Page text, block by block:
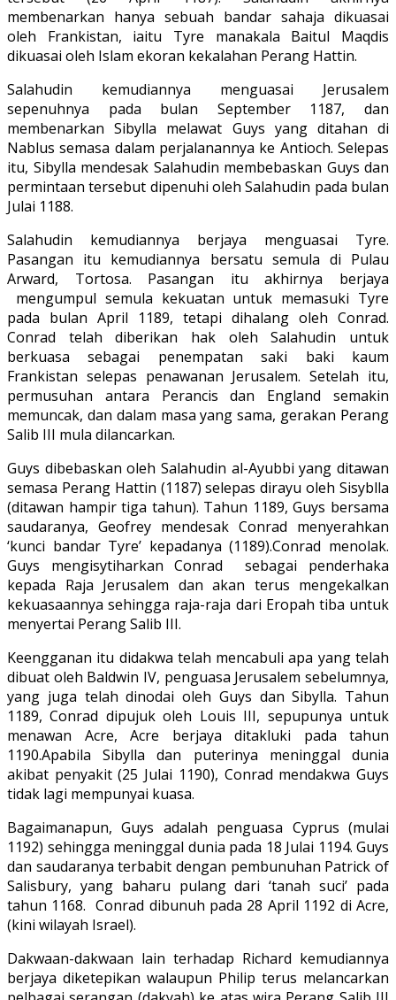
membenarkan hanya sebuah bandar sahaja dikuasai
oleh Frankistan, iaitu Tyre manakala Baitul Maqdis
dikuasai oleh Islam ekoran kekalahan Perang Hattin.
Salahudin kemudiannya menguasai Jerusalem
sepenuhnya pada bulan September 1187, dan
membenarkan Sibylla melawat Guys yang ditahan di
Nablus semasa dalam perjalanannya ke Antioch. Selepas
itu, Sibylla mendesak Salahudin membebaskan Guys dan
permintaan tersebut dipenuhi oleh Salahudin pada bulan
Julai 1188.
Salahudin kemudiannya berjaya menguasai Tyre.
Pasangan itu kemudiannya bersatu semula di Pulau
Arward, Tortosa. Pasangan itu akhirnya berjaya
mengumpul semula kekuatan untuk memasuki Tyre
pada bulan April 1189, tetapi dihalang oleh Conrad.
Conrad telah diberikan hak oleh Salahudin untuk
berkuasa sebagai penempatan saki baki kaum
Frankistan selepas penawanan Jerusalem. Setelah itu,
permusuhan antara Perancis dan England semakin
memuncak, dan dalam masa yang sama, gerakan Perang
Salib III mula dilancarkan.
Guys dibebaskan oleh Salahudin al-Ayubbi yang ditawan
semasa Perang Hattin (1187) selepas dirayu oleh Sisyblla
(ditawan hampir tiga tahun). Tahun 1189, Guys bersama
saudaranya, Geofrey mendesak Conrad menyerahkan
‘kunci bandar Tyre’ kepadanya (1189).Conrad menolak.
Guys mengisytiharkan Conrad sebagai penderhaka
kepada Raja Jerusalem dan akan terus mengekalkan
kekuasaannya sehingga raja-raja dari Eropah tiba untuk
menyertai Perang Salib III.
Keengganan itu didakwa telah mencabuli apa yang telah
dibuat oleh Baldwin IV, penguasa Jerusalem sebelumnya,
yang juga telah dinodai oleh Guys dan Sibylla. Tahun
1189, Conrad dipujuk oleh Louis III, sepupunya untuk
menawan Acre, Acre berjaya ditakluki pada tahun
1190.Apabila Sibylla dan puterinya meninggal dunia
akibat penyakit (25 Julai 1190), Conrad mendakwa Guys
tidak lagi mempunyai kuasa.
Bagaimanapun, Guys adalah penguasa Cyprus (mulai
1192) sehingga meninggal dunia pada 18 Julai 1194. Guys
dan saudaranya terbabit dengan pembunuhan Patrick of
Salisbury, yang baharu pulang dari ‘tanah suci’ pada
tahun 1168. Conrad dibunuh pada 28 April 1192 di Acre,
(kini wilayah Israel).
Dakwaan-dakwaan lain terhadap Richard kemudiannya
berjaya diketepikan walaupun Philip terus melancarkan